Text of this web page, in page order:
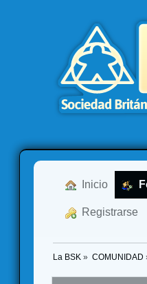
Inicio
Registrarse
La BSK » COMUNIDAD